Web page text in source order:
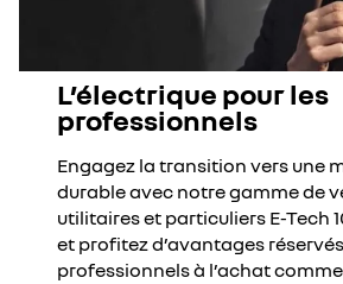
L’électrique pour les
professionnels
Engagez la transition vers une
durable avec notre gamme de
utilitaires et particuliers E-Tech
et profitez d’avantages
professionnels à l’achat comme